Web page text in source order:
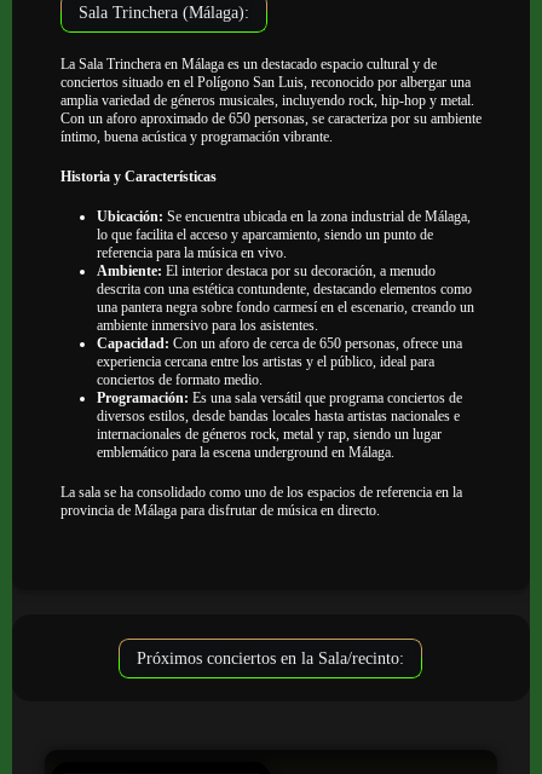
Sala Trinchera (Málaga):
La Sala Trinchera en Málaga es un destacado espacio cultural y de
conciertos situado en el Polígono San Luis, reconocido por albergar una
amplia variedad de géneros musicales, incluyendo rock, hip-hop y metal.
Con un aforo aproximado de 650 personas, se caracteriza por su ambiente
íntimo, buena acústica y programación vibrante.
Historia y Características
Ubicación: Se encuentra ubicada en la zona industrial de Málaga,
lo que facilita el acceso y aparcamiento, siendo un punto de
referencia para la música en vivo.
Ambiente: El interior destaca por su decoración, a menudo
descrita con una estética contundente, destacando elementos como
una pantera negra sobre fondo carmesí en el escenario, creando un
ambiente inmersivo para los asistentes.
Capacidad: Con un aforo de cerca de 650 personas, ofrece una
experiencia cercana entre los artistas y el público, ideal para
conciertos de formato medio.
Programación: Es una sala versátil que programa conciertos de
diversos estilos, desde bandas locales hasta artistas nacionales e
internacionales de géneros rock, metal y rap, siendo un lugar
emblemático para la escena underground en Málaga.
La sala se ha consolidado como uno de los espacios de referencia en la
provincia de Málaga para disfrutar de música en directo.
Próximos conciertos en la Sala/recinto: